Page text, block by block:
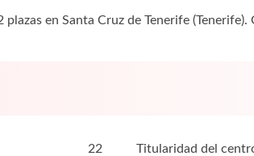
en Santa Cruz de Tenerife
22 Titularidad del